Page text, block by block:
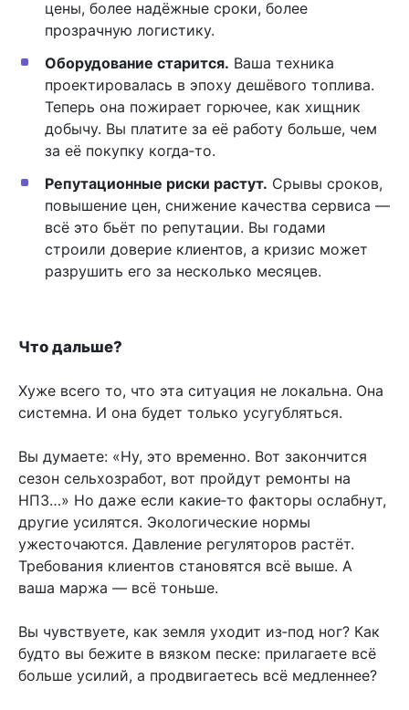
цены, более надёжные сроки, более
прозрачную логистику.
Оборудование старится. Ваша техника
проектировалась в эпоху дешёвого топлива.
Теперь она пожирает горючее, как хищник
добычу. Вы платите за её работу больше, чем
за её покупку когда‑то.
Репутационные риски растут. Срывы сроков,
повышение цен, снижение качества сервиса —
всё это бьёт по репутации. Вы годами
строили доверие клиентов, а кризис может
разрушить его за несколько месяцев.
Что дальше?
Хуже всего то, что эта ситуация не локальна. Она
системна. И она будет только усугубляться.
Вы думаете: «Ну, это временно. Вот закончится
сезон сельхозработ, вот пройдут ремонты на
НПЗ…» Но даже если какие‑то факторы ослабнут,
другие усилятся. Экологические нормы
ужесточаются. Давление регуляторов растёт.
Требования клиентов становятся всё выше. А
ваша маржа — всё тоньше.
Вы чувствуете, как земля уходит из‑под ног? Как
будто вы бежите в вязком песке: прилагаете всё
больше усилий, а продвигаетесь всё медленнее?